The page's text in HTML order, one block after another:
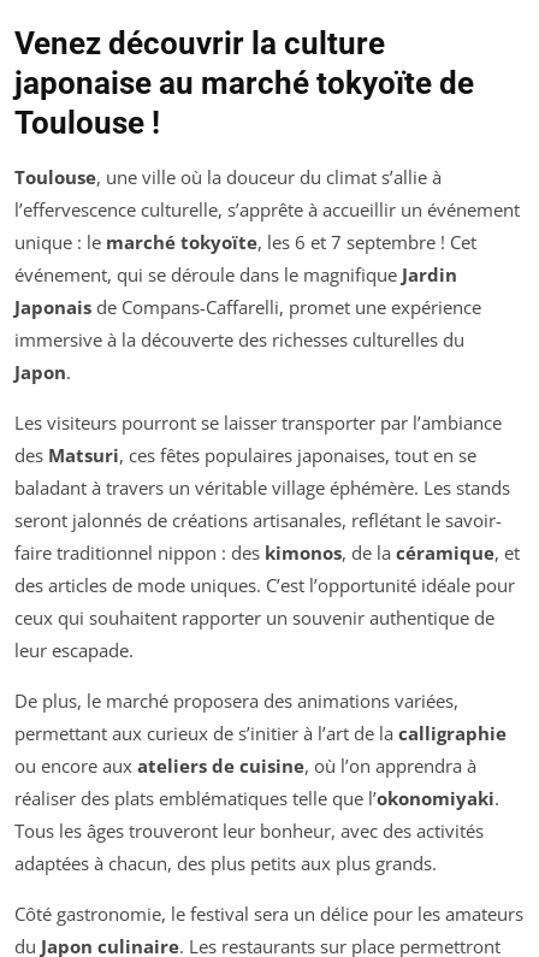
Venez découvrir la culture
japonaise au marché tokyoïte de
Toulouse !
Toulouse, une ville où la douceur du climat s’allie à
l’effervescence culturelle, s’apprête à accueillir un événement
unique : le marché tokyoïte, les 6 et 7 septembre ! Cet
événement, qui se déroule dans le magnifique Jardin
Japonais de Compans-Caffarelli, promet une expérience
immersive à la découverte des richesses culturelles du
Japon.
Les visiteurs pourront se laisser transporter par l’ambiance
des Matsuri, ces fêtes populaires japonaises, tout en se
baladant à travers un véritable village éphémère. Les stands
seront jalonnés de créations artisanales, reflétant le savoir-
faire traditionnel nippon : des kimonos, de la céramique, et
des articles de mode uniques. C’est l’opportunité idéale pour
ceux qui souhaitent rapporter un souvenir authentique de
leur escapade.
De plus, le marché proposera des animations variées,
permettant aux curieux de s’initier à l’art de la calligraphie
ou encore aux ateliers de cuisine, où l’on apprendra à
réaliser des plats emblématiques telle que l’okonomiyaki.
Tous les âges trouveront leur bonheur, avec des activités
adaptées à chacun, des plus petits aux plus grands.
Côté gastronomie, le festival sera un délice pour les amateurs
du Japon culinaire. Les restaurants sur place permettront